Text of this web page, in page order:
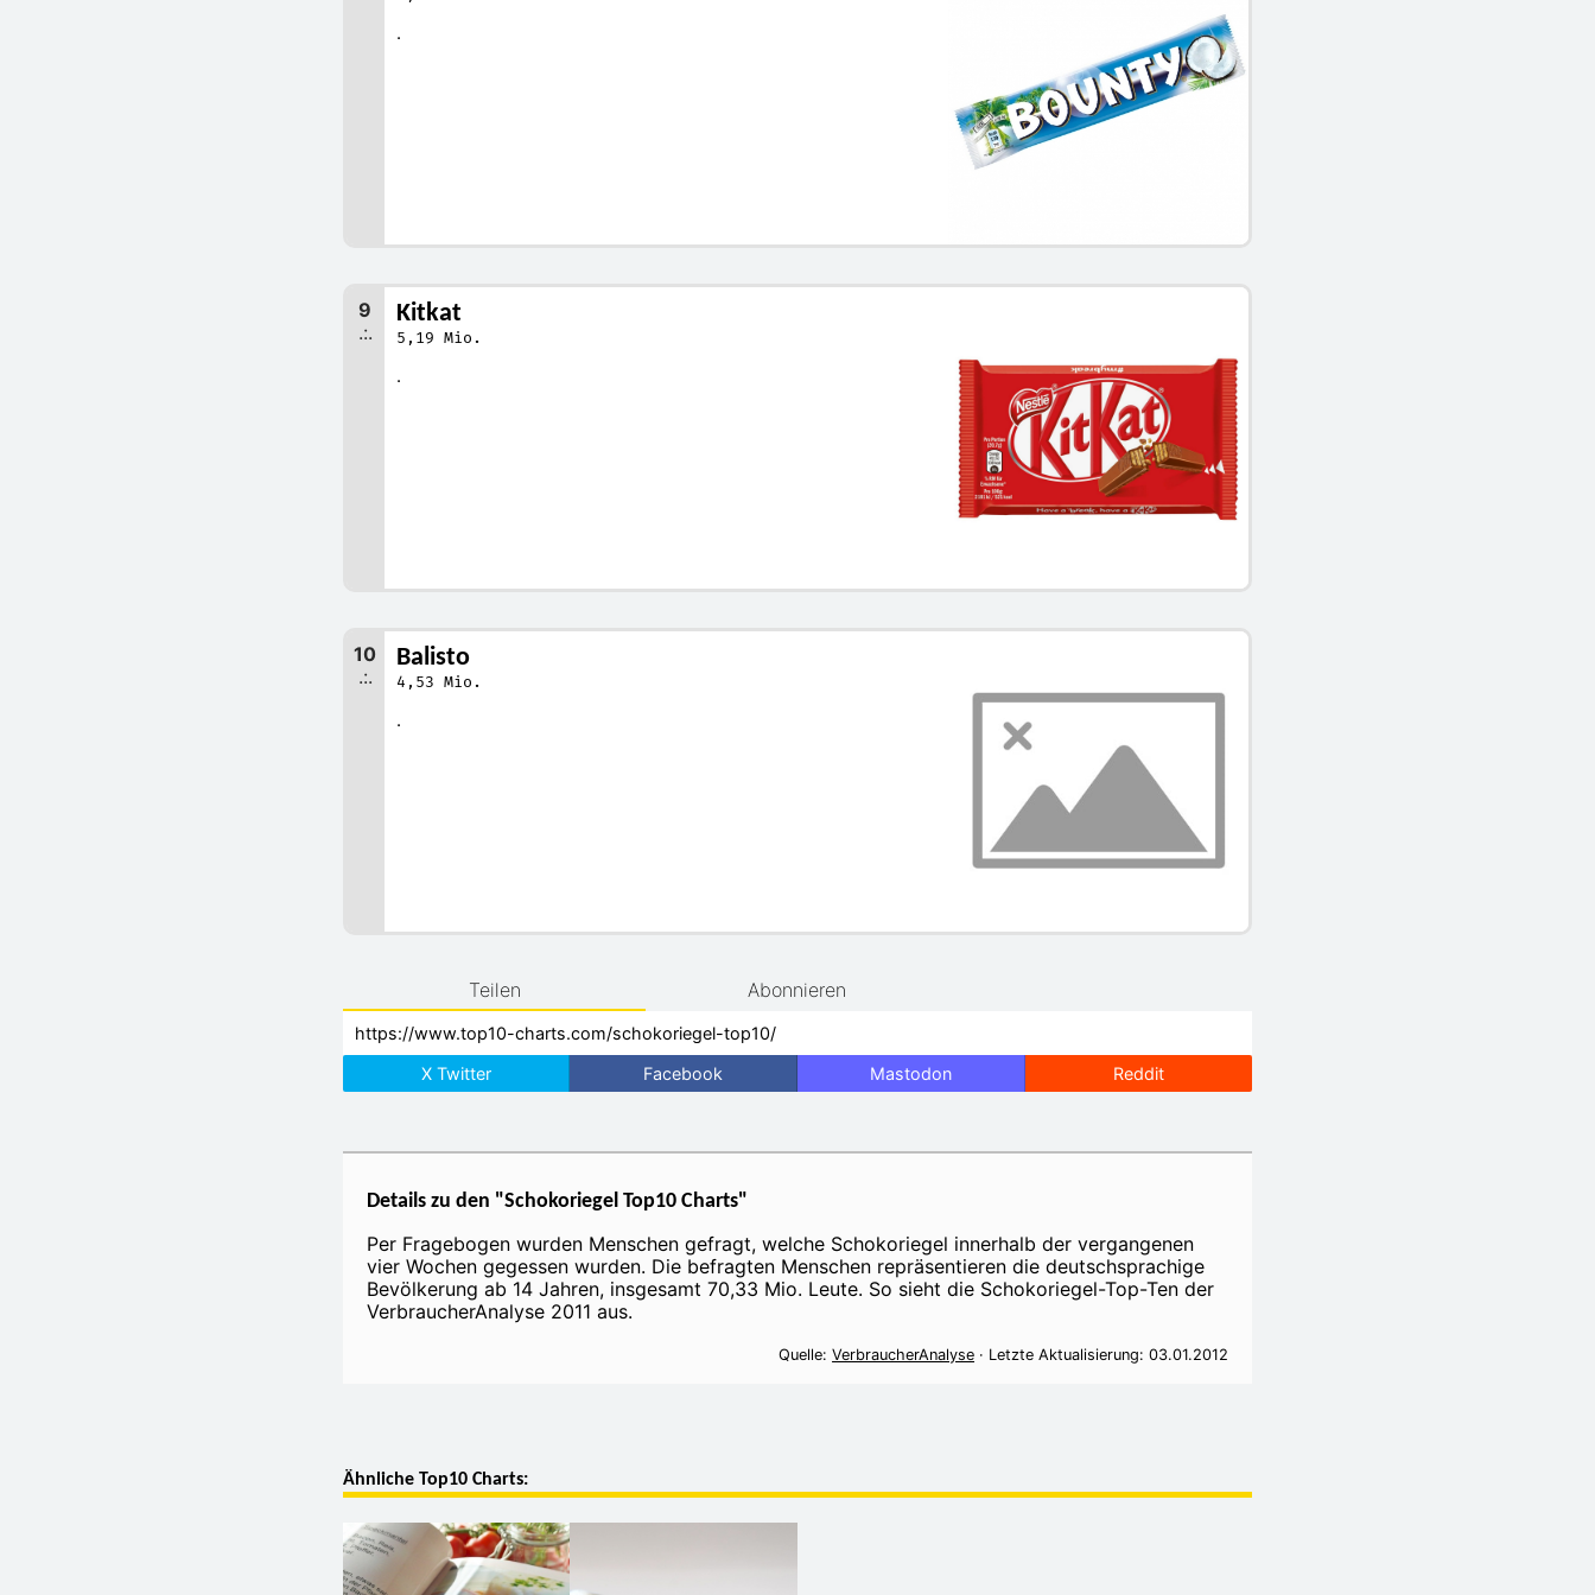
.
.:.
9 Kitkat
5,19 Mio.
.
.:.
10 Balisto
4,53 Mio.
.
Teilen Abonnieren
X Twitter Facebook Mastodon Reddit
Details zu den "Schokoriegel Top10 Charts"
Per Fragebogen wurden Menschen gefragt, welche Schokoriegel innerhalb der vergangenen
vier Wochen gegessen wurden. Die befragten Menschen repräsentieren die deutschsprachige
Bevölkerung ab 14 Jahren, insgesamt 70,33 Mio. Leute. So sieht die Schokoriegel-Top-Ten der
VerbraucherAnalyse 2011 aus.
Quelle:VerbraucherAnalyse · Letzte Aktualisierung: 03.01.2012
Ähnliche Top10 Charts: